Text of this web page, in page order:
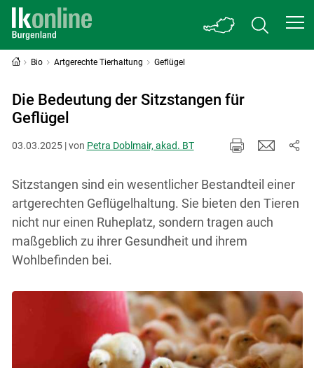
Bio Artgerechte Tierhaltung Geflügel
Die Bedeutung der Sitzstangen für
Geflügel
03.03.2025 | von Petra Doblmair, akad. BT
Sitzstangen sind ein wesentlicher Bestandteil einer
artgerechten Geflügelhaltung. Sie bieten den Tieren
nicht nur einen Ruheplatz, sondern tragen auch
maßgeblich zu ihrer Gesundheit und ihrem
Wohlbefinden bei.